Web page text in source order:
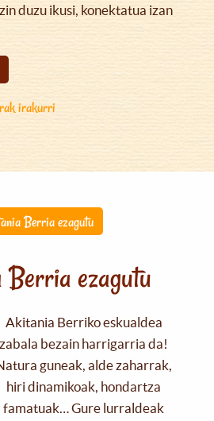
duzu ikusi, konektatua izan
irakurri
Berria ezagutu
ezagutu
Akitania Berriko eskualdea
zabala bezain harrigarria da!
guneak, alde zaharrak,
hiri dinamikoak, hondartza
famatuak… Gure lurraldeak